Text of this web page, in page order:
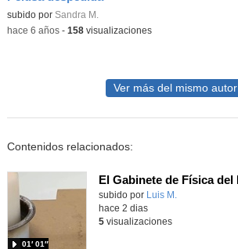
subido por Sandra M.
-hace 6 años- 158visualizaciones
Ver más del mismo autor
Contenidos relacionados:
Contenido educativo.
subido por Luis M.
01′ 01″
hace 2 dias
5visualizaciones